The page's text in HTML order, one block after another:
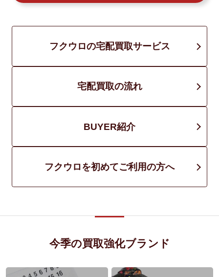
フクウロの宅配買取サービス
宅配買取の流れ
BUYER紹介
フクウロを初めてご利用の方へ
今季の買取強化ブランド